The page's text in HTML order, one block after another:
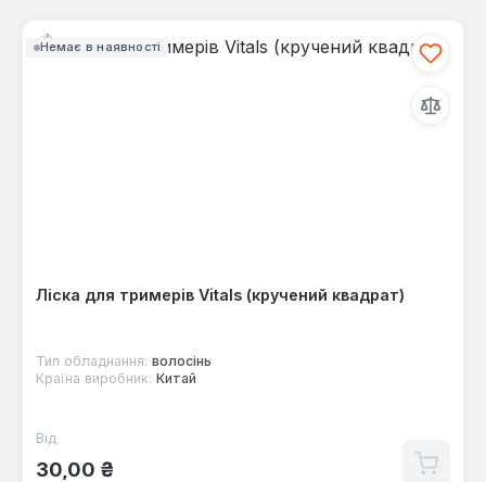
Немає в наявності
Ліска для тримерів Vitals (кручений квадрат)
Тип обладнання: волосінь
Країна виробник: Китай
Звичайна ціна:
Від
30,00 ₴